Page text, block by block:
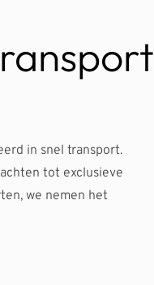
in snel transport.
tot exclusieve
we nemen het